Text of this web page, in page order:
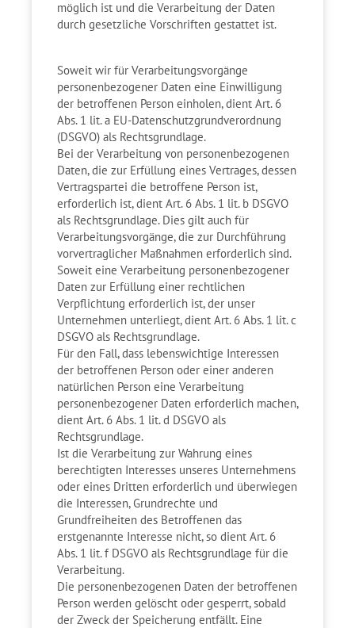
möglich ist und die Verarbeitung der Daten
durch gesetzliche Vorschriften gestattet ist.
Soweit wir für Verarbeitungsvorgänge
personenbezogener Daten eine Einwilligung
der betroffenen Person einholen, dient Art. 6
Abs. 1 lit. a EU-Datenschutzgrundverordnung
(DSGVO) als Rechtsgrundlage.
Bei der Verarbeitung von personenbezogenen
Daten, die zur Erfüllung eines Vertrages, dessen
Vertragspartei die betroffene Person ist,
erforderlich ist, dient Art. 6 Abs. 1 lit. b DSGVO
als Rechtsgrundlage. Dies gilt auch für
Verarbeitungsvorgänge, die zur Durchführung
vorvertraglicher Maßnahmen erforderlich sind.
Soweit eine Verarbeitung personenbezogener
Daten zur Erfüllung einer rechtlichen
Verpflichtung erforderlich ist, der unser
Unternehmen unterliegt, dient Art. 6 Abs. 1 lit. c
DSGVO als Rechtsgrundlage.
Für den Fall, dass lebenswichtige Interessen
der betroffenen Person oder einer anderen
natürlichen Person eine Verarbeitung
personenbezogener Daten erforderlich machen,
dient Art. 6 Abs. 1 lit. d DSGVO als
Rechtsgrundlage.
Ist die Verarbeitung zur Wahrung eines
berechtigten Interesses unseres Unternehmens
oder eines Dritten erforderlich und überwiegen
die Interessen, Grundrechte und
Grundfreiheiten des Betroffenen das
erstgenannte Interesse nicht, so dient Art. 6
Abs. 1 lit. f DSGVO als Rechtsgrundlage für die
Verarbeitung.
Die personenbezogenen Daten der betroffenen
Person werden gelöscht oder gesperrt, sobald
der Zweck der Speicherung entfällt. Eine